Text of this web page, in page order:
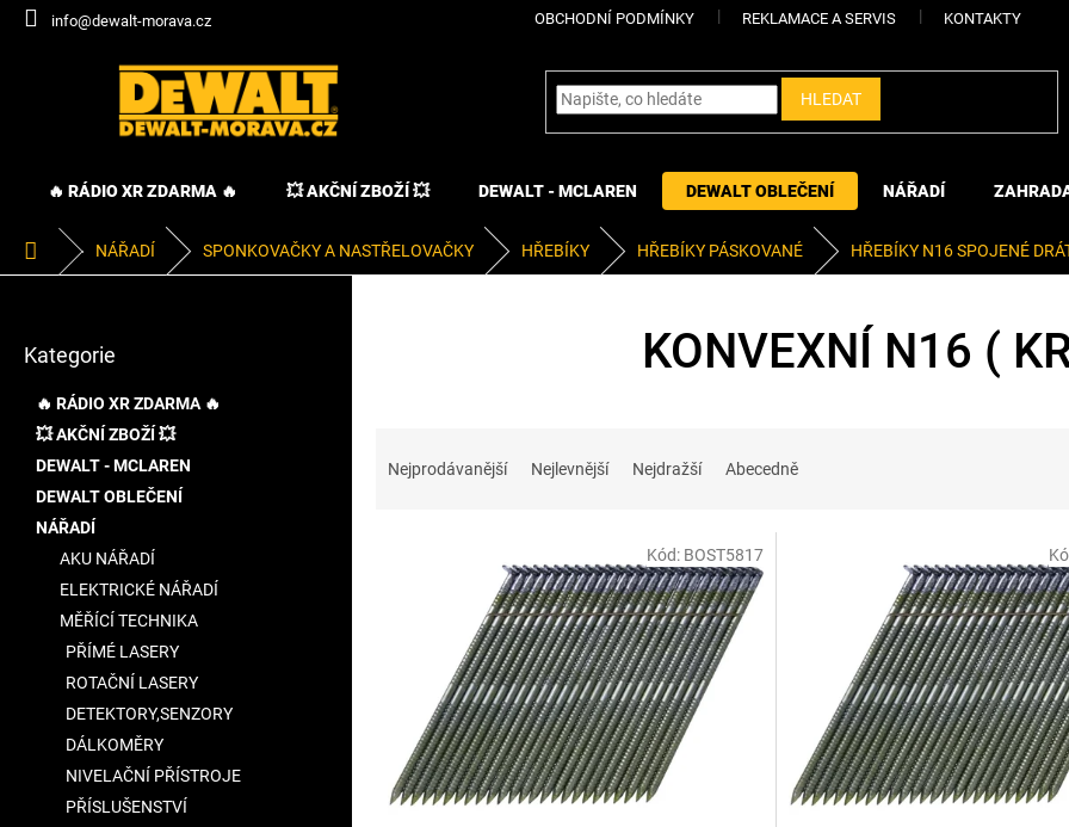
Přejít
info@dewalt-morava.cz OBCHODNÍ PODMÍNKY REKLAMACE A SERVIS KONTAKTY
HLEDAT
🔥 RÁDIO XR ZDARMA 🔥 💥 AKČNÍ ZBOŽÍ 💥 DEWALT - MCLAREN DEWALT OBLEČENÍ NÁŘADÍ
Domů NÁŘADÍ SPONKOVAČKY A NASTŘELOVAČKY HŘEBÍKY HŘEBÍKY PÁSKOVANÉ HŘEBÍKY N16 SPOJENÉ
kategorie
Kategorie
🔥 RÁDIO XR ZDARMA 🔥
💥 AKČNÍ ZBOŽÍ 💥
DEWALT - MCLAREN
DEWALT OBLEČENÍ
NÁŘADÍ
AKU NÁŘADÍ
ELEKTRICKÉ NÁŘADÍ
MĚŘÍCÍ TECHNIKA
PŘÍMÉ LASERY
ROTAČNÍ LASERY
DETEKTORY,SENZORY
DÁLKOMĚRY
NIVELAČNÍ PŘÍSTROJE
PŘÍSLUŠENSTVÍ
KONVEXNÍ N16 (
Nejprodávanější Nejlevnější Nejdražší Abecedně
Kód: BOST5817